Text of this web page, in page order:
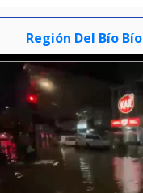
Región Del Bío Bío